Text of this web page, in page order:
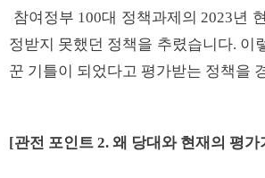
참여정부 100대 정책과제의 2023년
정받지 못했던 정책을 추렸습니다. 이
꾼 기틀이 되었다고 평가받는 정책을
[관전 포인트 2. 왜 당대와 현재의 평가